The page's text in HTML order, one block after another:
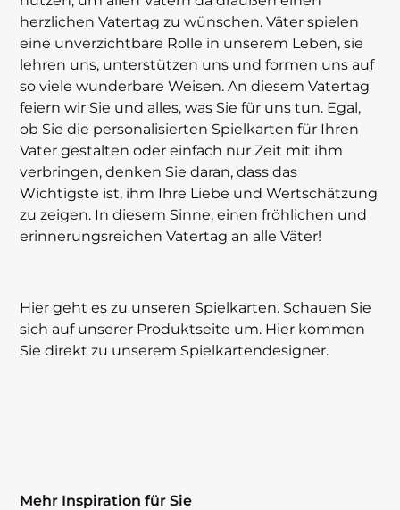
herzlichen Vatertag zu wünschen. Väter spielen
eine unverzichtbare Rolle in unserem Leben, sie
lehren uns, unterstützen uns und formen uns auf
so viele wunderbare Weisen. An diesem Vatertag
feiern wir Sie und alles, was Sie für uns tun. Egal,
ob Sie die personalisierten Spielkarten für Ihren
Vater gestalten oder einfach nur Zeit mit ihm
verbringen, denken Sie daran, dass das
Wichtigste ist, ihm Ihre Liebe und Wertschätzung
zu zeigen. In diesem Sinne, einen fröhlichen und
erinnerungsreichen Vatertag an alle Väter!
Hier geht es zu unseren Spielkarten. Schauen Sie
sich auf unserer Produktseite um. Hier kommen
Sie direkt zu unserem Spielkartendesigner.
Mehr Inspiration für Sie